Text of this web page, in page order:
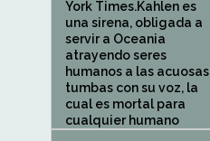
York Times.Kahlen es
una sirena, obligada a
servir a Oceania
atrayendo seres
humanos a las acuosas
tumbas con su voz, la
cual es mortal para
cualquier humano